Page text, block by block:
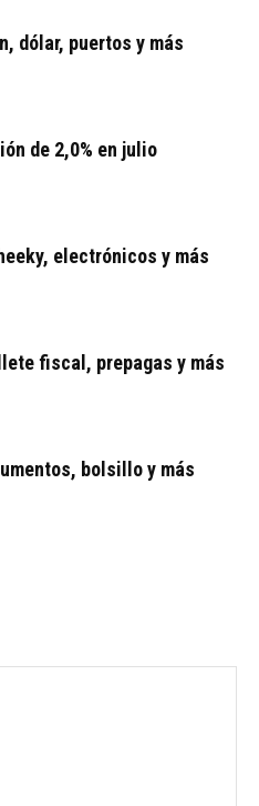
dólar, puertos y más
de 2,0% en julio
electrónicos y más
fiscal, prepagas y más
bolsillo y más